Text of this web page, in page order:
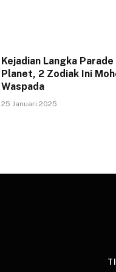
Kejadian Langka Parade
Planet, 2 Zodiak Ini
Waspada
25 Januari 2025